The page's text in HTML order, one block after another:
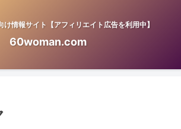
情報サイト【アフィリエイト広告を利用中】
60woman.com